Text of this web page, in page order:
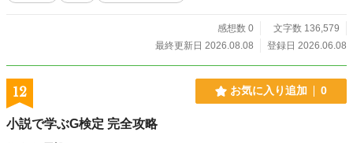
感想数 0
文字数 136,579
最終更新日 2026.08.08
登録日 2026.06.08
12 お気に入り追加 0
小説で学ぶG検定 完全攻略